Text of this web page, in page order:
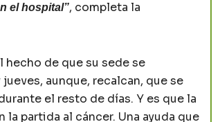
el hospital”, completa la
hecho de que su sede se
aunque, recalcan, que se
el resto de días. Y es que la
la partida al cáncer. Una ayuda que